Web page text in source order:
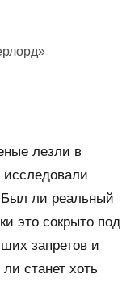
лезли в
ли реальный
это сокрыто под
запретов и
станет хоть